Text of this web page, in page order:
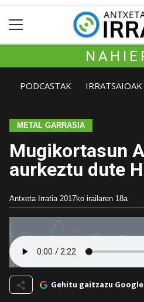
PODCASTAK IRRATSAIOAK
METAL GARRASIA
Mugikortasun
aurkeztu dute
Antxeta Irratia 2017ko irailaren 18a
Gehitu gaitzazu